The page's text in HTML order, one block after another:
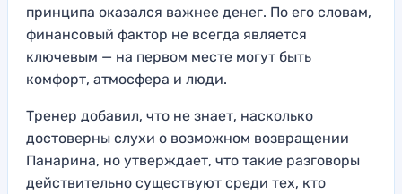
принципа оказался важнее денег. По его словам,
финансовый фактор не всегда является
ключевым — на первом месте могут быть
комфорт, атмосфера и люди.
Тренер добавил, что не знает, насколько
достоверны слухи о возможном возвращении
Панарина, но утверждает, что такие разговоры
действительно существуют среди тех, кто